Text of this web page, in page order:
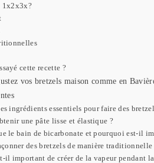
1x2x3x?
cette recette ?
vos bretzels maison comme en
ingrédients essentiels pour faire des
une pâte lisse et élastique ?
le bain de bicarbonate et pourquoi est-il
des bretzels de manière traditionnelle
il important de créer de la vapeur pendant